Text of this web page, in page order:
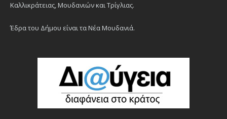
Καλλικράτειας, Μουδανιών και Τρίγλιας.
Έδρα του Δήμου είναι τα Νέα Μουδανιά.